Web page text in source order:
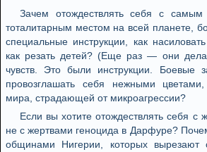
Зачем отождествлять себя с
тоталитарным местом на всей планете,
специальные инструкции, как
как резать детей? (Еще раз — они
чувств. Это были инструкции. Боевые
провозглашать себя нежными
мира, страдающей от микроагрессии?
Если вы хотите отождествлять себя
не с жертвами геноцида в Дарфуре?
общинами Нигерии, которых вырезают